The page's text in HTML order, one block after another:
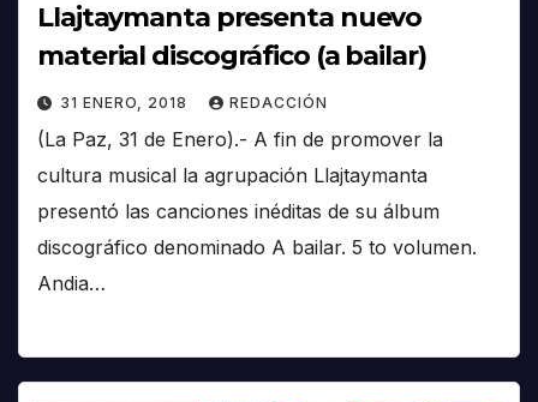
Llajtaymanta presenta nuevo
material discográfico (a bailar)
31 ENERO, 2018 REDACCIÓN
(La Paz, 31 de Enero).- A fin de promover la
cultura musical la agrupación Llajtaymanta
presentó las canciones inéditas de su álbum
discográfico denominado A bailar. 5 to volumen.
Andia…